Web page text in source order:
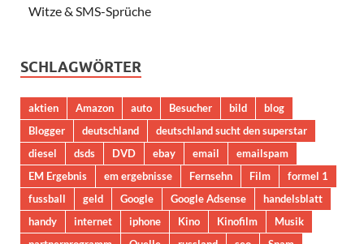
Witze & SMS-Sprüche
SCHLAGWÖRTER
aktien Amazon auto Besucher bild
blog
Blogger
deutschland
deutschland sucht den superstar
diesel
dsds DVD ebay email
emailspam
EM Ergebnis
em ergebnisse Fernsehn Film
formel 1
fussball
geld Google Google Adsense
handelsblatt
handy
internet iphone Kino Kinofilm
Musik